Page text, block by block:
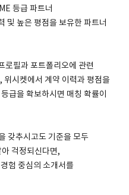
등급 파트너
및 높은 평점을 보유한 파트너
로필과 포트폴리오에 관련
위시켓에서 계약 이력과 평점을
급을 확보하시면 매칭 확률이
갖추시고도 기준을 모두
걱정되신다면,
험 중심의 소개서를